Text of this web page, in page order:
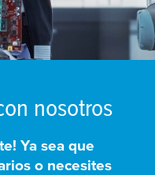
nosotros
Ya sea que
o necesites